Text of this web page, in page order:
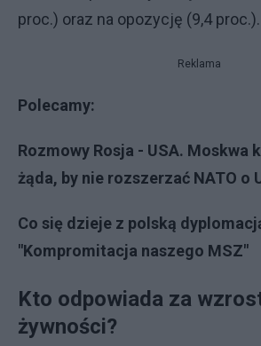
proc.) oraz na opozycję (9,4 proc.).
Reklama
Polecamy:
Rozmowy Rosja - USA. Moskwa
żąda, by nie rozszerzać NATO o
Co się dzieje z polską
"Kompromitacja naszego MSZ"
Kto odpowiada za
żywności?